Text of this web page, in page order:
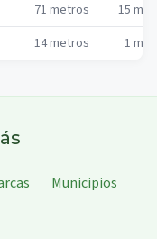
71 metros 15
14metros 1
Municipios